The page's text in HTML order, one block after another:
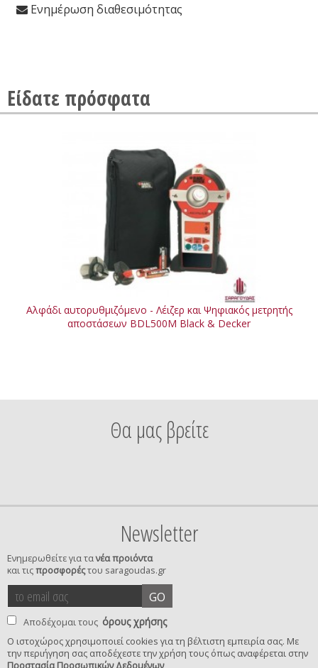
Ενημέρωση διαθεσιμότητας
Είδατε πρόσφατα
Αλφάδι αυτορυθμιζόμενο - Λέιζερ και Ψηφιακός μετρητής
αποστάσεων BDL500M Black & Decker
Θα μας βρείτε
Newsletter
Ενημερωθείτε για τανέα προιόντα
και τιςπροσφορέςτου saragoudas.gr
το
email
σας
GO
Αποδέχομαι τους όρους χρήσης
Ο ιστοχώρος χρησιμοποιεί cookies για τη βέλτιστη εμπειρία σας. Με
την περιήγηση σας αποδέχεστε την χρήση τους όπως αναφέρεται στην
Προστασία Προσωπικών Δεδομένων